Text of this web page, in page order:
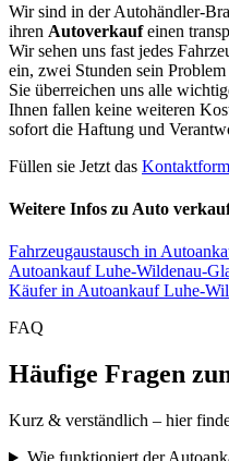
Wir sind in der Autohändler-
ihren Autoverkaufeinen
Wir sehen uns fast jedes
ein, zwei Stunden sein
Sie überreichen uns alle
Ihnen fallen keine weiteren
sofort die Haftung und
Füllen sie Jetzt das
Weitere Infos zu Auto
Fahrzeugaustausch in
Autoankauf Luhe-Wildenau-
Käufer in Autoankauf Luhe-
FAQ
Häufige Fragen
Kurz & verständlich – hier